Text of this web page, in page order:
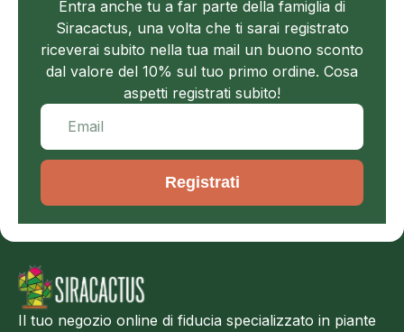
Entra anche tu a far parte della famiglia di
Siracactus, una volta che ti sarai registrato
riceverai subito nella tua mail un buono sconto
dal valore del 10% sul tuo primo ordine. Cosa
aspetti registrati subito!
Registrati
Il tuo negozio online di fiducia specializzato in piante